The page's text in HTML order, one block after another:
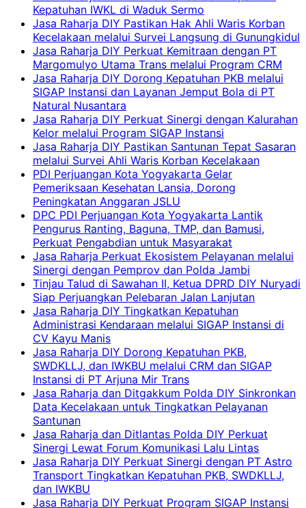
Kepatuhan IWKL di Waduk Sermo
Jasa Raharja DIY Pastikan Hak Ahli Waris Korban
Kecelakaan melalui Survei Langsung di Gunungkidul
Jasa Raharja DIY Perkuat Kemitraan dengan PT
Margomulyo Utama Trans melalui Program CRM
Jasa Raharja DIY Dorong Kepatuhan PKB melalui
SIGAP Instansi dan Layanan Jemput Bola di PT
Natural Nusantara
Jasa Raharja DIY Perkuat Sinergi dengan Kalurahan
Kelor melalui Program SIGAP Instansi
Jasa Raharja DIY Pastikan Santunan Tepat Sasaran
melalui Survei Ahli Waris Korban Kecelakaan
PDI Perjuangan Kota Yogyakarta Gelar
Pemeriksaan Kesehatan Lansia, Dorong
Peningkatan Anggaran JSLU
DPC PDI Perjuangan Kota Yogyakarta Lantik
Pengurus Ranting, Baguna, TMP, dan Bamusi,
Perkuat Pengabdian untuk Masyarakat
Jasa Raharja Perkuat Ekosistem Pelayanan melalui
Sinergi dengan Pemprov dan Polda Jambi
Tinjau Talud di Sawahan II, Ketua DPRD DIY Nuryadi
Siap Perjuangkan Pelebaran Jalan Lanjutan
Jasa Raharja DIY Tingkatkan Kepatuhan
Administrasi Kendaraan melalui SIGAP Instansi di
CV Kayu Manis
Jasa Raharja DIY Dorong Kepatuhan PKB,
SWDKLLJ, dan IWKBU melalui CRM dan SIGAP
Instansi di PT Arjuna Mir Trans
Jasa Raharja dan Ditgakkum Polda DIY Sinkronkan
Data Kecelakaan untuk Tingkatkan Pelayanan
Santunan
Jasa Raharja dan Ditlantas Polda DIY Perkuat
Sinergi Lewat Forum Komunikasi Lalu Lintas
Jasa Raharja DIY Perkuat Sinergi dengan PT Astro
Transport Tingkatkan Kepatuhan PKB, SWDKLLJ,
dan IWKBU
Jasa Raharja DIY Perkuat Program SIGAP Instansi